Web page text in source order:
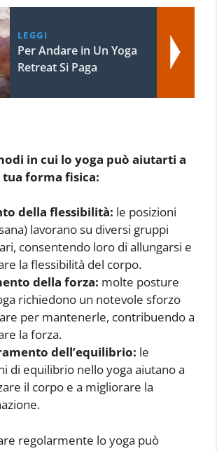
LEGGI
Per Andare in Un Yoga
Retreat Si Paga
in cui lo yoga può aiutarti a
forma fisica:
della flessibilità: le posizioni
lavorano su diversi gruppi
consentendo loro di allungarsi e
la flessibilità del corpo.
della forza: molte posture
richiedono un notevole sforzo
per mantenerle, contribuendo a
la forza.
dell’equilibrio: le
di equilibrio nello yoga aiutano a
il corpo e a migliorare la
regolarmente lo yoga può